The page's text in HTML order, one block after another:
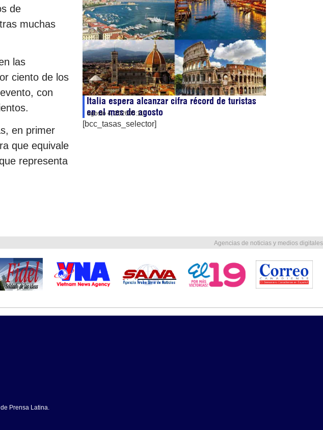
de
muchas
las
ciento de los
con
en primer
que equivale
representa
Italia espera alcanzar cifra récord de turistas
en el mes de agosto
agosto 4, 202605:11
[bcc_tasas_selector]
Agencias de noticias y medios digitales
Prensa Latina.